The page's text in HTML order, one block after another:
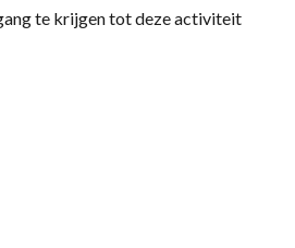
te krijgen tot deze activiteit